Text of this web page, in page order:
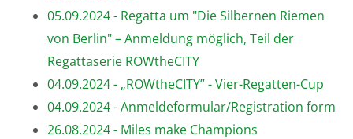
05.09.2024 - Regatta um "Die Silbernen Riemen
von Berlin" – Anmeldung möglich, Teil der
Regattaserie ROWtheCITY
04.09.2024 - „ROWtheCITY” - Vier-Regatten-Cup
04.09.2024 - Anmeldeformular/Registration form
26.08.2024 - Miles make Champions